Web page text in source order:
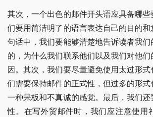
其次，一个出色的邮件开头语应具备哪些
们要用简洁明了的语言表达自己的目的和
句话中，我们要能够清楚地告诉读者我们
的，为什么我们联系他们以及我们对他
因。其次，我们要尽量避免使用太过形
们需要保持邮件的正式性，但过多的形
一种呆板和不真诚的感觉。最后，我们
性。在写外贸邮件时，我们应注意使用